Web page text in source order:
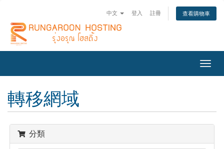
中文 登入 註冊 查看購物車
切
換
轉移網域
分類